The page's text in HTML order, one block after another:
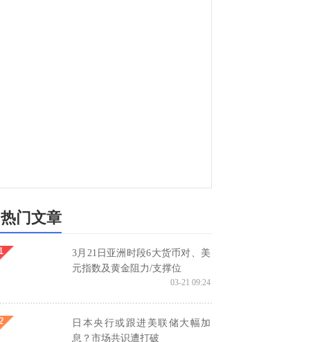
热门文章
3月21日亚洲时段6大货币对、美
元指数及黄金阻力/支撑位
03-21 09:24
日本央行或跟进美联储大幅加
息？市场共识遭打破